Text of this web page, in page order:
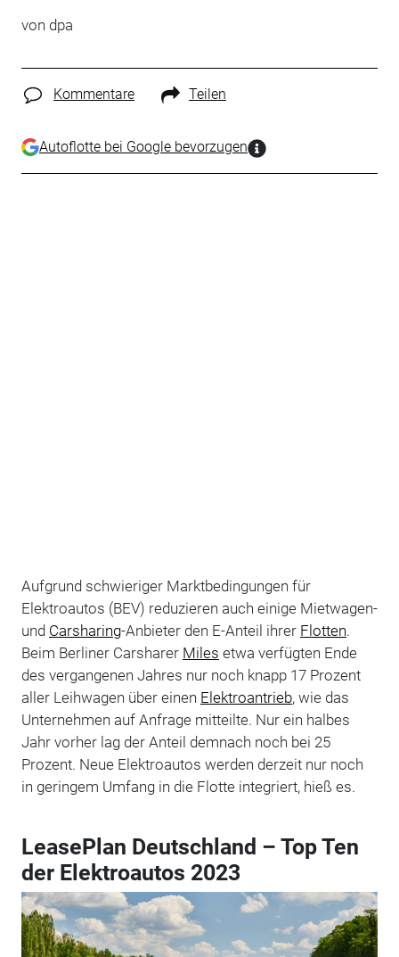
von dpa
Kommentare Teilen
Autoflotte bei Google bevorzugen
Aufgrund schwieriger Marktbedingungen für
Elektroautos (BEV) reduzieren auch einige Mietwagen-
und Carsharing-Anbieter den E-Anteil ihrer Flotten.
Beim Berliner Carsharer Miles etwa verfügten Ende
des vergangenen Jahres nur noch knapp 17 Prozent
aller Leihwagen über einen Elektroantrieb, wie das
Unternehmen auf Anfrage mitteilte. Nur ein halbes
Jahr vorher lag der Anteil demnach noch bei 25
Prozent. Neue Elektroautos werden derzeit nur noch
in geringem Umfang in die Flotte integriert, hieß es.
LeasePlan Deutschland – Top Ten
der Elektroautos 2023